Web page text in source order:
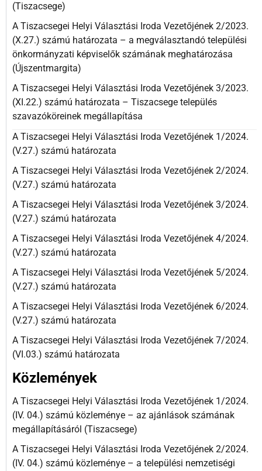
(Tiszacsege)
A Tiszacsegei Helyi Választási Iroda Vezetőjének 2/2023.
(X.27.) számú határozata – a megválasztandó települési
önkormányzati képviselők számának meghatározása
(Újszentmargita)
A Tiszacsegei Helyi Választási Iroda Vezetőjének 3/2023.
(XI.22.) számú határozata – Tiszacsege település
szavazóköreinek megállapítása
A Tiszacsegei Helyi Választási Iroda Vezetőjének 1/2024.
(V.27.) számú határozata
A Tiszacsegei Helyi Választási Iroda Vezetőjének 2/2024.
(V.27.) számú határozata
A Tiszacsegei Helyi Választási Iroda Vezetőjének 3/2024.
(V.27.) számú határozata
A Tiszacsegei Helyi Választási Iroda Vezetőjének 4/2024.
(V.27.) számú határozata
A Tiszacsegei Helyi Választási Iroda Vezetőjének 5/2024.
(V.27.) számú határozata
A Tiszacsegei Helyi Választási Iroda Vezetőjének 6/2024.
(V.27.) számú határozata
A Tiszacsegei Helyi Választási Iroda Vezetőjének 7/2024.
(VI.03.) számú határozata
Közlemények
A Tiszacsegei Helyi Választási Iroda Vezetőjének 1/2024.
(IV. 04.) számú közleménye – az ajánlások számának
megállapításáról (Tiszacsege)
A Tiszacsegei Helyi Választási Iroda Vezetőjének 2/2024.
(IV. 04.) számú közleménye – a települési nemzetiségi